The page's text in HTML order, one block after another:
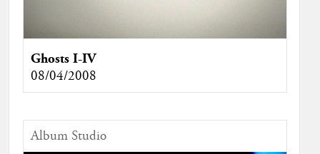
Ghosts I-IV
08/04/2008
Album Studio